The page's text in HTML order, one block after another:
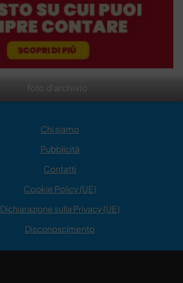
foto d'archivio
Chi siamo
Pubblicità
Contatti
Cookie Policy (UE)
Dichiarazione sulla Privacy (UE)
Disconoscimento